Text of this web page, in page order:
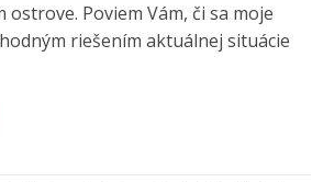
Poviem Vám, či sa moje
riešením aktuálnej situácie